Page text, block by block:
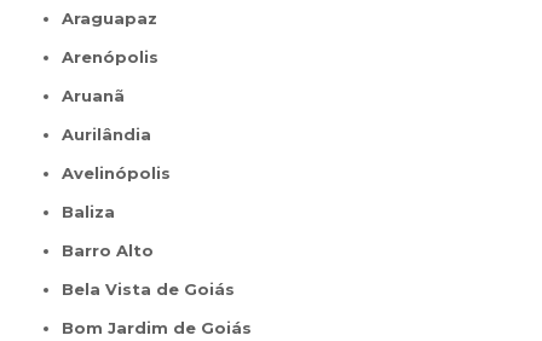
Araguapaz
Arenópolis
Aruanã
Aurilândia
Avelinópolis
Baliza
Barro Alto
Bela Vista de Goiás
Bom Jardim de Goiás